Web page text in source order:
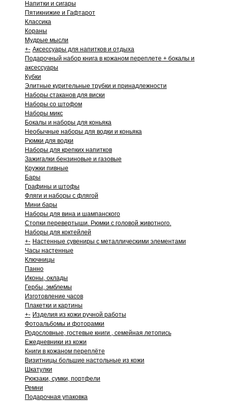
Напитки и сигары
Пятикнижие и Гафтарот
Классика
Кораны
Мудрые мысли
+- Аксессуары для напитков и отдыха
Подарочный набор книга в кожаном переплете + бокалы и
аксессуары
Кубки
Элитные курительные трубки и принадлежности
Наборы стаканов для виски
Наборы со штофом
Наборы микс
Бокалы и наборы для коньяка
Необычные наборы для водки и коньяка
Рюмки для водки
Наборы для крепких напитков
Зажигалки бензиновые и газовые
Кружки пивные
Бары
Графины и штофы
Фляги и наборы с флягой
Мини бары
Наборы для вина и шампанского
Стопки перевертыши. Рюмки с головой животного.
Наборы для коктейлей
+- Настенные сувениры с металлическими элементами
Часы настенные
Ключницы
Панно
Иконы, оклады
Гербы, эмблемы
Изготовление часов
Плакетки и картины
+- Изделия из кожи ручной работы
Фотоальбомы и фоторамки
Родословные, гостевые книги , семейная летопись
Ежедневники из кожи
Книги в кожаном переплёте
Визитницы большие настольные из кожи
Шкатулки
Рюкзаки, сумки, портфели
Ремни
Подарочная упаковка